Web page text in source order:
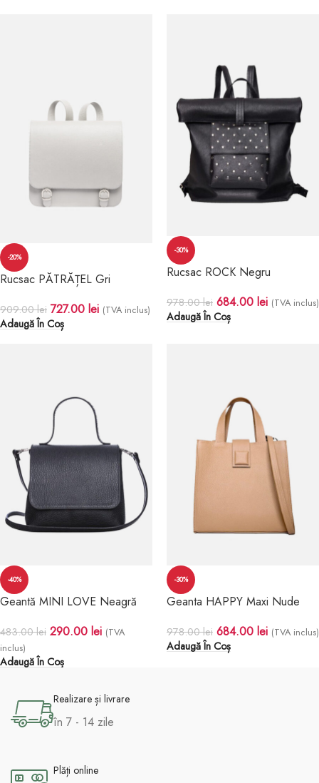
-20%
Rucsac PĂTRĂȚEL Gri
909.00lei 727.00 lei (TVA inclus)
Adaugă În Coș
-30%
Rucsac ROCK Negru
978.00lei 684.00 lei (TVA inclus)
Adaugă În Coș
-40%
Geantă MINI LOVE Neagră
483.00lei 290.00 lei (TVA
inclus)
Adaugă În Coș
-30%
Geanta HAPPY Maxi Nude
978.00lei 684.00 lei (TVA inclus)
Adaugă În Coș
Realizare și livrare
în 7 - 14 zile
Plăți online